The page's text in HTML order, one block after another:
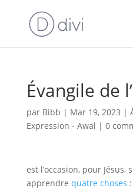
Évangile de
par Bibb | Mar 19, 2023 |
Expression - Awal | 0
est l’occasion, pour Jésus,
apprendre quatre choses